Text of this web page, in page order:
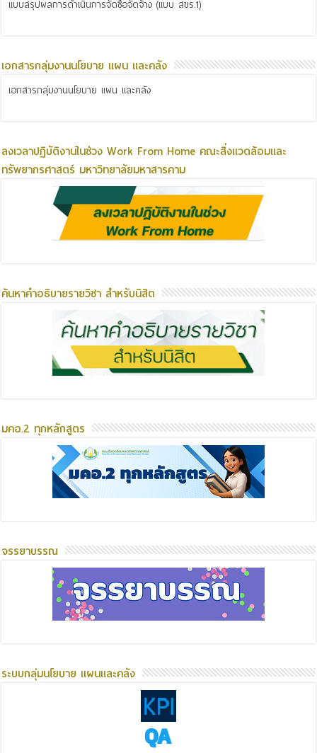
แบบสรุปผลการดำเนินการจัดซื้อจัดจ้าง (แบบ สขร.1)
เอกสารกลุ่มงานนโยบาย แผน และคลัง
เอกสารกลุ่มงานนโยบาย แผน และคลัง
ลงเวลาปฏิบัติงานในช่วง Work From Home คณะสิ่งแวดล้อมและ
ทรัพยากรศาสตร์ มหาวิทยาลัยมหาสารคาม
ค้นหาคำอธิบายรายวิชา สำหรับนิสิต
มคอ.2 ทุกหลักสูตร
จรรยาบรรณ
ระบบกลุ่มนโยบาย แผนและคลัง